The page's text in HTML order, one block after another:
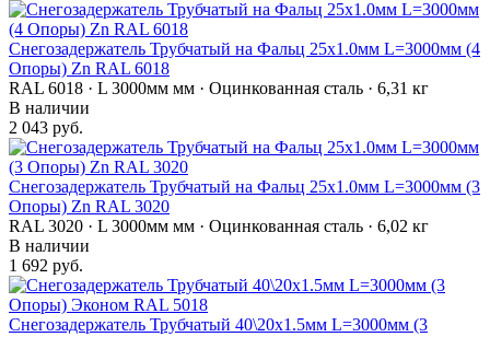
Снегозадержатель Трубчатый на Фальц 25х1.0мм L=3000мм (4
Опоры) Zn RAL 6018
RAL 6018 · L 3000мм мм · Оцинкованная сталь · 6,31 кг
В наличии
2 043 руб.
Снегозадержатель Трубчатый на Фальц 25х1.0мм L=3000мм (3
Опоры) Zn RAL 3020
RAL 3020 · L 3000мм мм · Оцинкованная сталь · 6,02 кг
В наличии
1 692 руб.
Снегозадержатель Трубчатый 40\20х1.5мм L=3000мм (3